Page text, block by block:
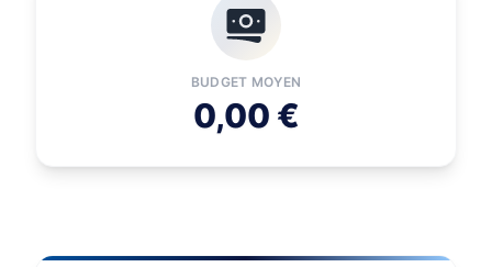
BUDGET MOYEN
0,00 €